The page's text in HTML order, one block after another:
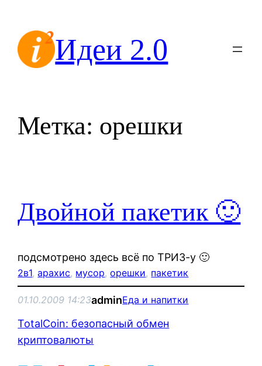
содержимомуИдеи 2.0
Метка: орешки
Двойной пакетик 🙂
подсмотрено здесь всё по ТРИЗ-у 🙂
2в1, арахис, мусор, орешки, пакетик
01.10.2009 14:23adminЕда и напитки
TotalCoin: безопасный обмен
криптовалюты